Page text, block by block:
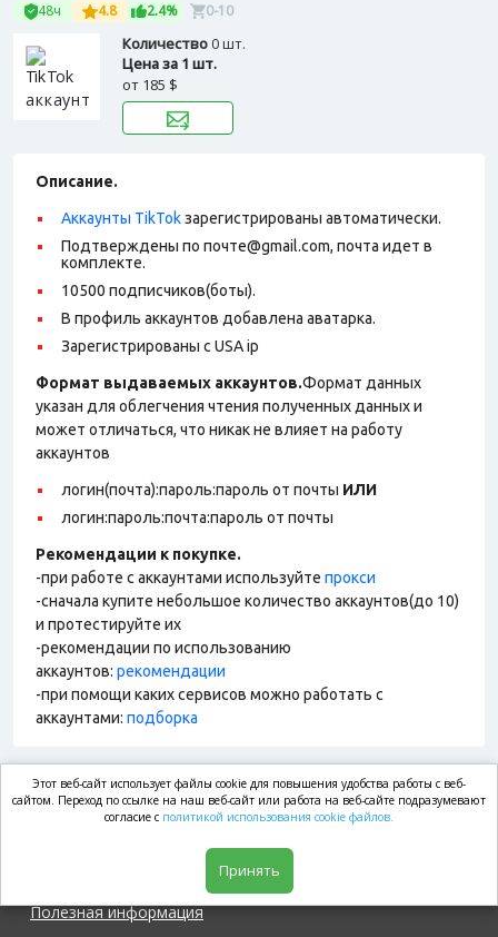
48ч 4.8 2.4% 0-10
Количество0 шт.
Цена за 1 шт.
от 185 $
Описание.
Аккаунты TikTokзарегистрированы автоматически.
Подтверждены по почте@gmail.com, почта идет в
комплекте.
10500 подписчиков(боты).
В профиль аккаунтов добавлена аватарка.
Зарегистрированы с USA ip
Формат выдаваемых аккаунтов.Формат данных
указан для облегчения чтения полученных данных и
может отличаться, что никак не влияет на работу
аккаунтов
логин(почта):пароль:пароль от почты ИЛИ
логин:пароль:почта:пароль от почты
Рекомендации к покупке.
-при работе с аккаунтами используйте прокси
-сначала купите небольшое количество аккаунтов(до 10)
и протестируйте их
-рекомендации по использованию
аккаунтов: рекомендации
-при помощи каких сервисов можно работать с
аккаунтами: подборка
market.com
Полезная информация
Этот веб-сайт использует файлы cookie для повышения удобства работы с веб-
сайтом. Переход по ссылке на наш веб-сайт или работа на веб-сайте подразумевают
согласие с политикой использования cookie файлов.
Принять